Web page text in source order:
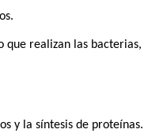
que realizan las bacterias,
y la síntesis de proteínas.